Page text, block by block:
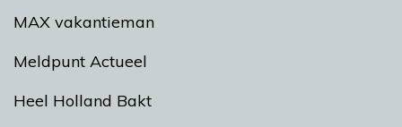
MAX vakantieman
Meldpunt Actueel
Heel Holland Bakt